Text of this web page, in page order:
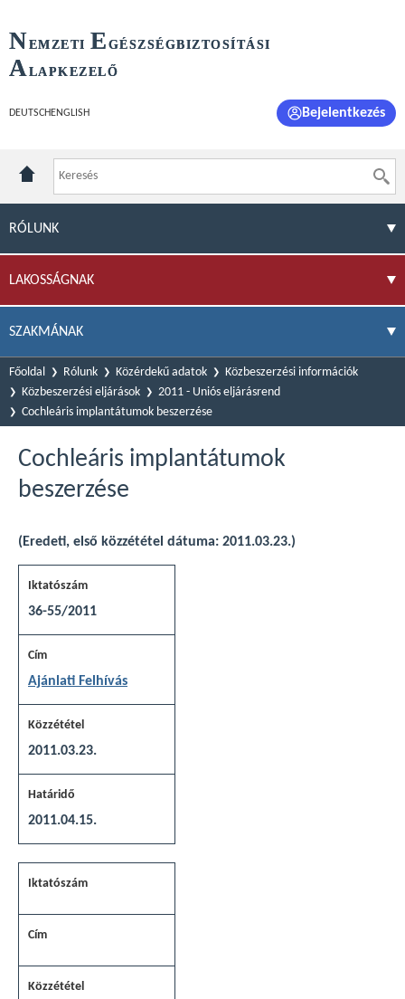
NEMZETI E GÉSZSÉGBIZTOSÍTÁSI
ALAPKEZELŐ
DEUTSCH ENGLISH Bejelentkezés
RÓLUNK
LAKOSSÁGNAK
SZAKMÁNAK
Főoldal Rólunk Közérdekű adatok
Közbeszerzési információk
Közbeszerzési eljárások
2011 - Uniós eljárásrend
Cochleáris implantátumok beszerzése
Cochleáris implantátumok
beszerzése
(Eredeti, első közzététel dátuma: 2011.03.23.)
36-55/2011
Ajánlati Felhívás
2011.03.23.
2011.04.15.